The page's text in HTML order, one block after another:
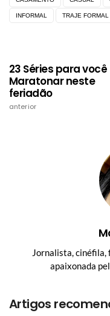
INFORMAL TRAJE FORMAL
23 Séries para você
Maratonar neste
feriadão
anterior
Jornalista,
apaixonada
Artigos